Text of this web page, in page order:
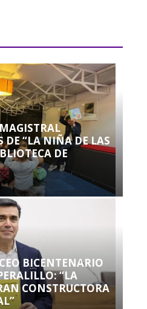
DE “LA NIÑA DE LAS
DE
BICENTENARIO
“LA
CONSTRUCTORA